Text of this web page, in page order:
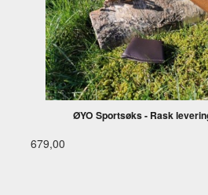
ØYO Sportsøks - Rask
679,00